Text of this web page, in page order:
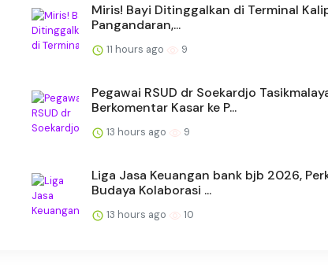
Miris! Bayi Ditinggalkan di Terminal
Pangandaran,...
11 hours ago 9
Pegawai RSUD dr Soekardjo
Berkomentar Kasar ke P...
13 hours ago 9
Liga Jasa Keuangan bank bjb 2026,
Budaya Kolaborasi ...
13 hours ago 10